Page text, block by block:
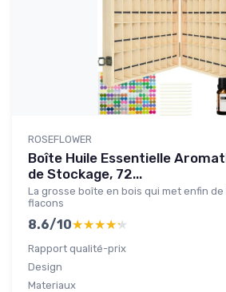
ROSEFLOWER
Boîte Huile Essentielle
de Stockage, 72...
La grosse boîte en bois qui met enfin de
flacons
8.6/10★★★★★
★★★★★
Rapport qualité-prix
Design
Materiaux